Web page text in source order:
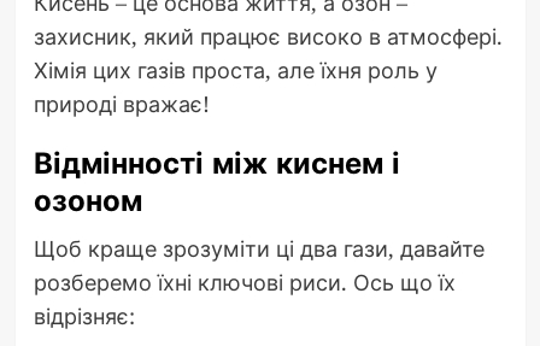
захисник, який працює високо в атмосфері.
Хімія цих газів проста, але їхня роль у
природі вражає!
Відмінності між киснем і
озоном
Щоб краще зрозуміти ці два гази, давайте
розберемо їхні ключові риси. Ось що їх
відрізняє: